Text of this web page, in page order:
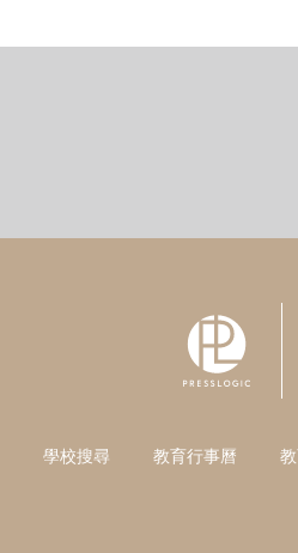
學校搜尋 教育行事曆